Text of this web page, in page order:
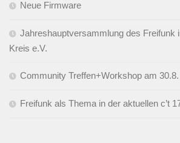
Neue Firmware
Jahreshauptversammlung des Freifunk
Kreis e.V.
Community Treffen+Workshop am
Freifunk als Thema in der aktuellen c’t